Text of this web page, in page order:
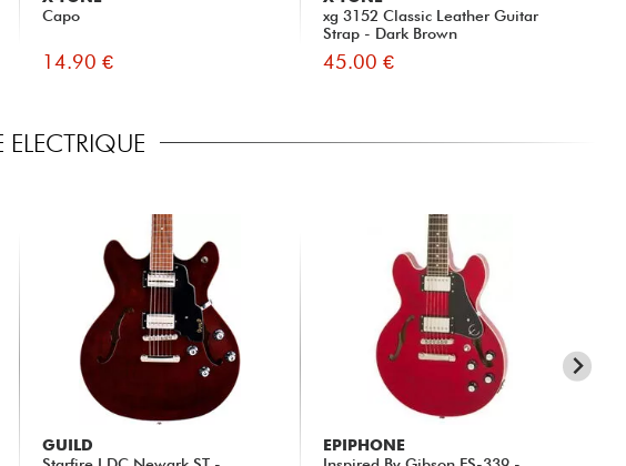
Capo
14.90 €
xg 3152 Classic Leather Guitar
Strap - Dark Brown
45.00 €
ELECTRIQUE
GUILD
EPIPHONE